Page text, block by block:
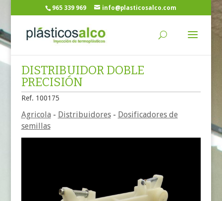
965 339 969 info@plasticosalco.com
DISTRIBUIDOR DOBLE
PRECISIÓN
Ref. 100175
Agricola - Distribuidores- Dosificadores de
semillas